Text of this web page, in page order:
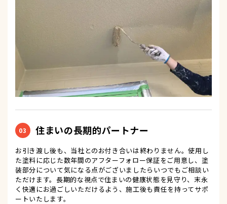
03 住まいの長期的パートナー
お引き渡し後も、当社とのお付き合いは終わりません。使用し
た塗料に応じた数年間のアフターフォロー保証をご用意し、塗
装部分について気になる点がございましたらいつでもご相談い
ただけます。長期的な視点で住まいの健康状態を見守り、末永
く快適にお過ごしいただけるよう、施工後も責任を持ってサポ
ートいたします。